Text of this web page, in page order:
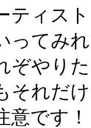
ィスト
ってみ
やりた
れだけ
意です